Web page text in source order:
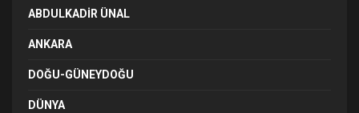
ABDULKADIR ÜNAL
ANKARA
DOĞU-GÜNEYDOĞU
DÜNYA